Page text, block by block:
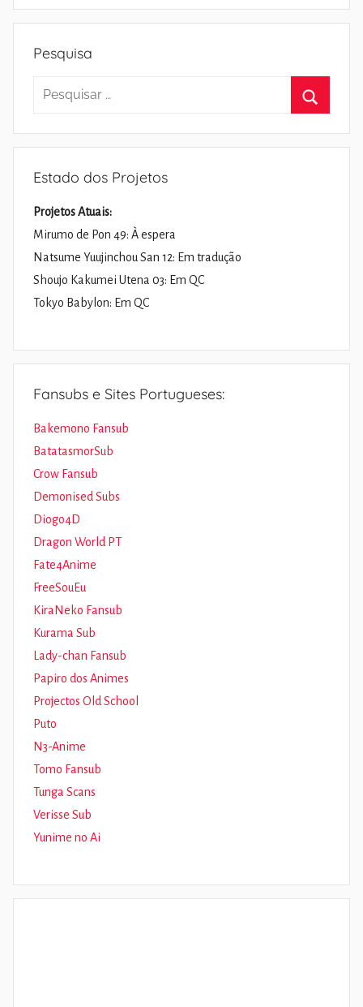
Pesquisa
Pesquisar
Estado dos Projetos
Projetos Atuais:
Mirumo de Pon 49: À espera
Natsume Yuujinchou San 12: Em tradução
Shoujo Kakumei Utena 03: Em QC
Tokyo Babylon: Em QC
Fansubs e Sites Portugueses:
Bakemono Fansub
BatatasmorSub
Crow Fansub
Demonised Subs
Diogo4D
Dragon World PT
Fate4Anime
FreeSouEu
KiraNeko Fansub
Kurama Sub
Lady-chan Fansub
Papiro dos Animes
Projectos Old School
Puto
N3-Anime
Tomo Fansub
Tunga Scans
Verisse Sub
Yunime no Ai